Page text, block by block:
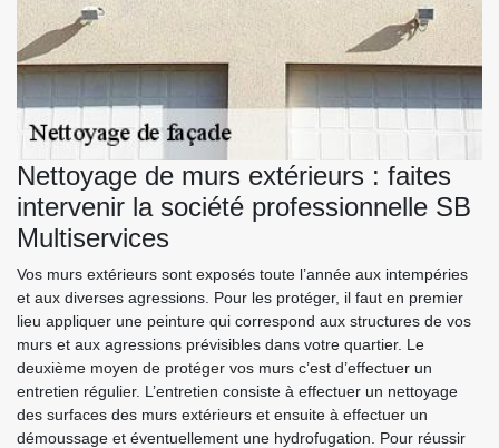
Nettoyage de murs extérieurs : faites
intervenir la société professionnelle SB
Multiservices
Vos murs extérieurs sont exposés toute l’année aux intempéries
et aux diverses agressions. Pour les protéger, il faut en premier
lieu appliquer une peinture qui correspond aux structures de vos
murs et aux agressions prévisibles dans votre quartier. Le
deuxième moyen de protéger vos murs c’est d’effectuer un
entretien régulier. L’entretien consiste à effectuer un nettoyage
des surfaces des murs extérieurs et ensuite à effectuer un
démoussage et éventuellement une hydrofugation. Pour réussir